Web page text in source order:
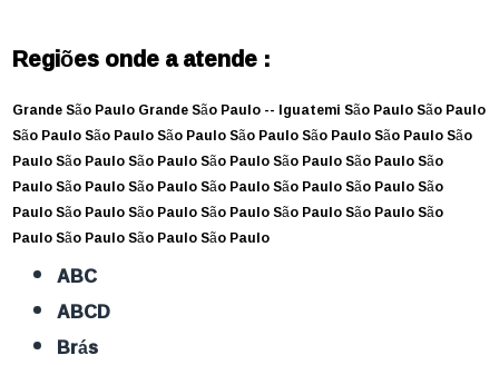
Regiões onde a atende :
Grande São PauloGrande São Paulo -- IguatemiSão PauloSão Paulo
São PauloSão PauloSão PauloSão PauloSão PauloSão PauloSão
PauloSão PauloSão PauloSão PauloSão PauloSão PauloSão
PauloSão PauloSão PauloSão PauloSão PauloSão PauloSão
PauloSão PauloSão PauloSão PauloSão PauloSão PauloSão
PauloSão PauloSão PauloSão Paulo
ABC
ABCD
Brás